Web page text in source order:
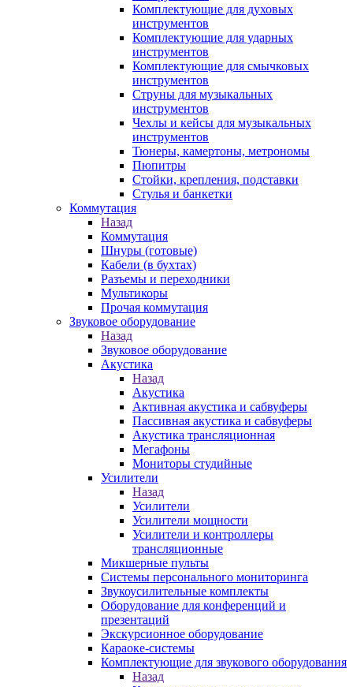
Комплектующие для духовых
инструментов
Комплектующие для ударных
инструментов
Комплектующие для смычковых
инструментов
Струны для музыкальных
инструментов
Чехлы и кейсы для музыкальных
инструментов
Тюнеры, камертоны, метрономы
Пюпитры
Стойки, крепления, подставки
Стулья и банкетки
Коммутация
Назад
Коммутация
Шнуры (готовые)
Кабели (в бухтах)
Разъемы и переходники
Мультикоры
Прочая коммутация
Звуковое оборудование
Назад
Звуковое оборудование
Акустика
Назад
Акустика
Активная акустика и сабвуферы
Пассивная акустика и сабвуферы
Акустика трансляционная
Мегафоны
Мониторы студийные
Усилители
Назад
Усилители
Усилители мощности
Усилители и контроллеры
трансляционные
Микшерные пульты
Системы персонального мониторинга
Звукоусилительные комплекты
Оборудование для конференций и
презентаций
Экскурсионное оборудование
Караоке-системы
Комплектующие для звукового оборудования
Назад